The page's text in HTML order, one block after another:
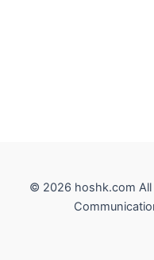
© 2026 hoshk.com All